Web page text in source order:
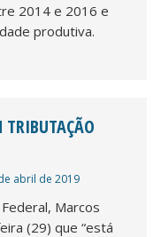
2014 e 2016 e
produtiva.
TRIBUTAÇÃO
abril de 2019
Marcos
(29) que “está